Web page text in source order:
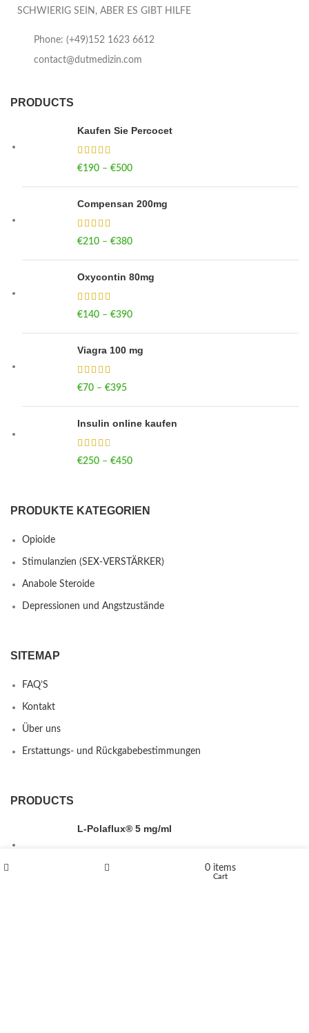
SCHWIERIG SEIN, ABER ES GIBT HILFE
Phone: (+49)152 1623 6612
contact@dutmedizin.com
PRODUCTS
Kaufen Sie Percocet
€190 – €500
Compensan 200mg
€210 – €380
Oxycontin 80mg
€140 – €390
Viagra 100 mg
€70 – €395
Insulin online kaufen
€250 – €450
PRODUKTE KATEGORIEN
Opioide
Stimulanzien (SEX-VERSTÄRKER)
Anabole Steroide
Depressionen und Angstzustände
SITEMAP
FAQ’S
Kontakt
Über uns
Erstattungs- und Rückgabebestimmungen
PRODUCTS
L-Polaflux® 5 mg/ml
0 items
Cart